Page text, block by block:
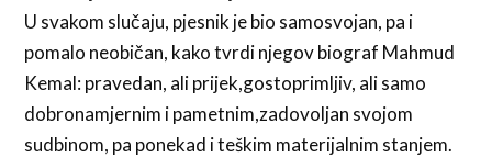
U svakom slučaju, pjesnik je bio samosvojan, pa i
pomalo neobičan, kako tvrdi njegov biograf Mahmud
Kemal: pravedan, ali prijek,gostoprimljiv, ali samo
dobronamjernim i pametnim,zadovoljan svojom
sudbinom, pa ponekad i teškim materijalnim stanjem.